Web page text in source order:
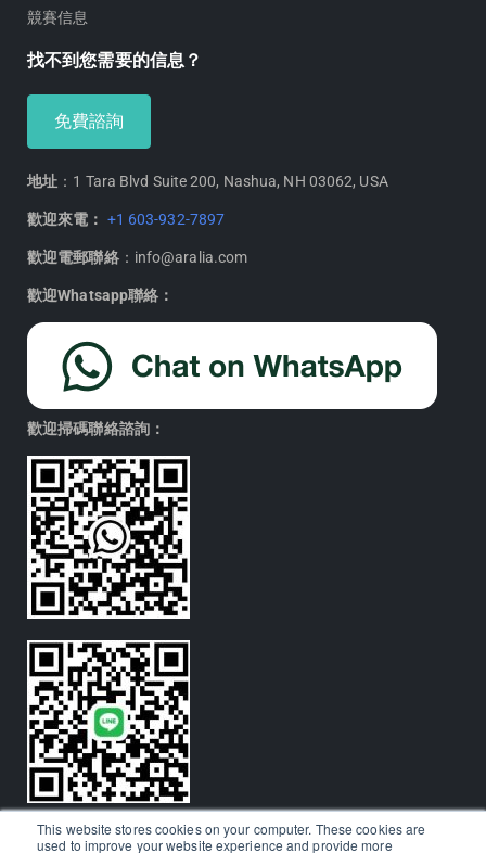
This website stores cookies on your computer. These cookies are
used to improve your website experience and provide more
競賽信息
找不到您需要的信息？
免費諮詢
地址 ：1 Tara Blvd Suite 200, Nashua, NH 03062, USA
歡迎來電： +1 603-932-7897
歡迎電郵聯絡：info@aralia.com
歡迎Whatsapp聯絡：
歡迎掃碼聯絡諮詢：